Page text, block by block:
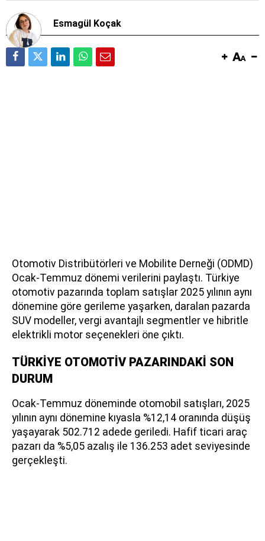
Esmagül Koçak
Otomotiv Distribütörleri ve Mobilite Derneği (ODMD)
Ocak-Temmuz dönemi verilerini paylaştı. Türkiye
otomotiv pazarında toplam satışlar 2025 yılının aynı
dönemine göre gerileme yaşarken, daralan pazarda
SUV modeller, vergi avantajlı segmentler ve hibritle
elektrikli motor seçenekleri öne çıktı.
TÜRKİYE OTOMOTİV PAZARINDAKİ SON
DURUM
Ocak-Temmuz döneminde otomobil satışları, 2025
yılının aynı dönemine kıyasla %12,14 oranında düşüş
yaşayarak 502.712 adede geriledi. Hafif ticari araç
pazarı da %5,05 azalış ile 136.253 adet seviyesinde
gerçekleşti.